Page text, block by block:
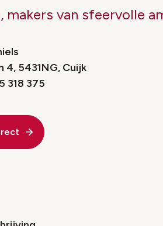
makers van sfeervolle
4, 5431NG, Cuijk
318 375